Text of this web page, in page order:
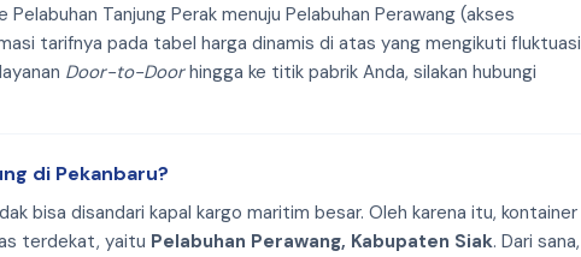
Pelabuhan Tanjung Perak menuju Pelabuhan Perawang (akses
tarifnya pada tabel harga dinamis di atas yang mengikuti fluktuasi
Door-to-Doorhingga ke titik pabrik Anda, silakan hubungi
di Pekanbaru?
bisa disandari kapal kargo maritim besar. Oleh karena itu, kontainer
terdekat, yaitu Pelabuhan Perawang, Kabupaten Siak. Dari sana,